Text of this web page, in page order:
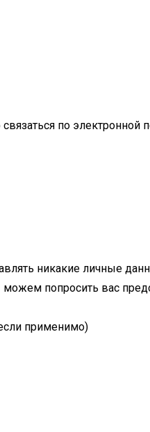
по электронной
никакие личные
можем попросить вас
применимо)